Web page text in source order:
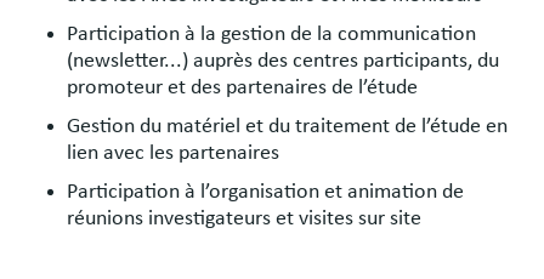
Participation à la gestion de la communication
(newsletter...) auprès des centres participants, du
promoteur et des partenaires de l’étude
Gestion du matériel et du traitement de l’étude en
lien avec les partenaires
Participation à l’organisation et animation de
réunions investigateurs et visites sur site